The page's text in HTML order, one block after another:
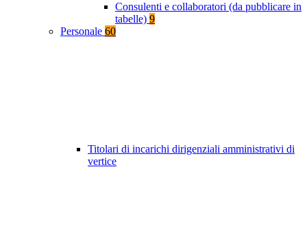
Consulenti e collaboratori (da pubblicare in
tabelle) 9
Personale 60
Titolari di incarichi dirigenziali amministrativi di
vertice